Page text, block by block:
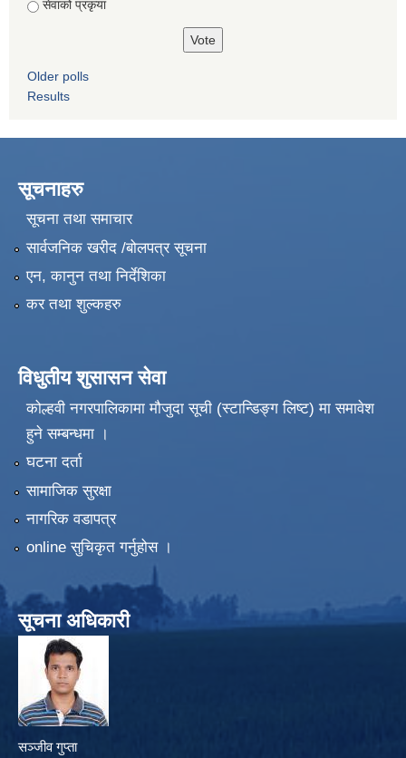
सेवाको प्रकृया
Older polls
Results
सूचनाहरु
सूचना तथा समाचार
सार्वजनिक खरीद /बोलपत्र सूचना
एन, कानुन तथा निर्देशिका
कर तथा शुल्कहरु
विधुतीय शुसासन सेवा
कोल्हवी नगरपालिकामा मौजुदा सूची (स्टान्डिङ्ग लिष्ट) मा समावेश
हुने सम्बन्धमा ।
घटना दर्ता
सामाजिक सुरक्षा
नागरिक वडापत्र
online सुचिकृत गर्नुहोस ।
सूचना अधिकारी
सञ्जीव गुप्ता